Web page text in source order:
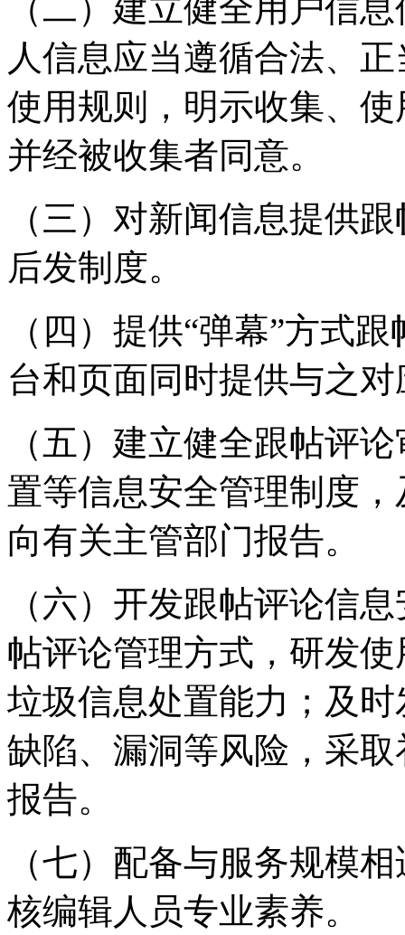
（二）建立健全用户信
人信息应当遵循合法、
使用规则，明示收集、
并经被收集者同意。
（三）对新闻信息提供
后发制度。
（四）提供“弹幕”方式
台和页面同时提供与之
（五）建立健全跟帖评
置等信息安全管理制度
向有关主管部门报告。
（六）开发跟帖评论信
帖评论管理方式，研发
垃圾信息处置能力；及
缺陷、漏洞等风险，采
报告。
（七）配备与服务规模
核编辑人员专业素养。